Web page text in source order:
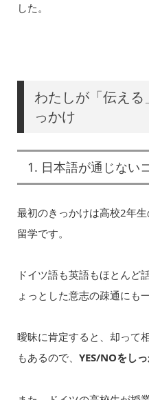
した。
わたしが「伝える
っかけ
1. 日本語が通じない
最初のきっかけは高校2年
留学です。
ドイツ語も英語もほとんど
ょっとした意志の疎通にも一
曖昧に肯定すると、却って
もあるので、 YES/NOをし